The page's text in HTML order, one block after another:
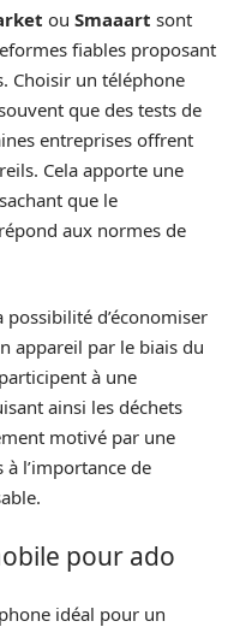
ou Smaaart sont
fiables proposant
Choisir un téléphone
que des tests de
entreprises offrent
Cela apporte une
que le
aux normes de
d’économiser
appareil par le biais du
à une
ainsi les déchets
motivé par une
l’importance de
pour ado
idéal pour un